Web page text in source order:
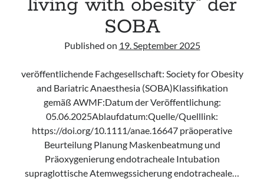
living with obesity“ der
SOBA
Published on 19. September 2025
veröffentlichende Fachgesellschaft: Society for Obesity
and Bariatric Anaesthesia (SOBA)Klassifikation
gemäß AWMF:Datum der Veröffentlichung:
05.06.2025Ablaufdatum:Quelle/Quelllink:
https://doi.org/10.1111/anae.16647 präoperative
Beurteilung Planung Maskenbeatmung und
Präoxygenierung endotracheale Intubation
supraglottische Atemwegssicherung endotracheale…